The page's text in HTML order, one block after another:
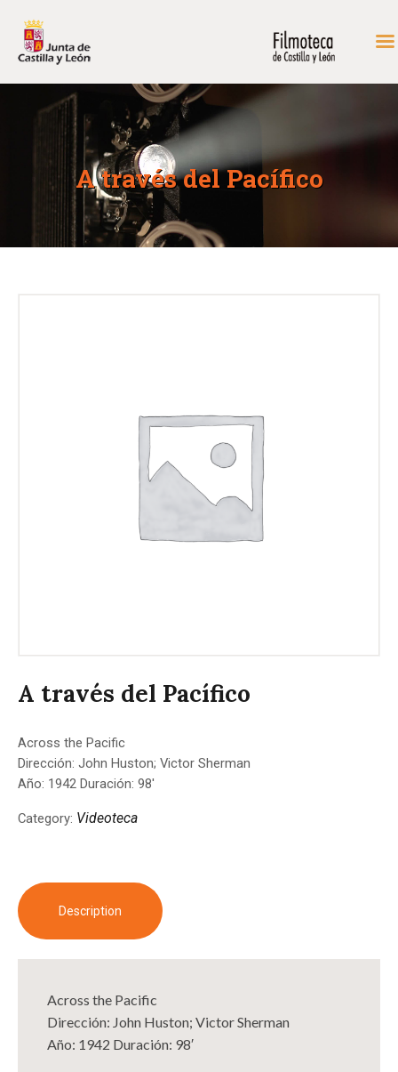
A través del Pacífico
INICIO
FONDOS DE CONSULTA
PROGRAMACIÓN
EXPOSICIONES
DIDÁCTICA
A través del Pacífico
Across the Pacific
Dirección: John Huston; Victor Sherman
Año: 1942 Duración: 98′
Category: Videoteca
Description
Across the Pacific
Dirección: John Huston; Victor Sherman
Año: 1942 Duración: 98′